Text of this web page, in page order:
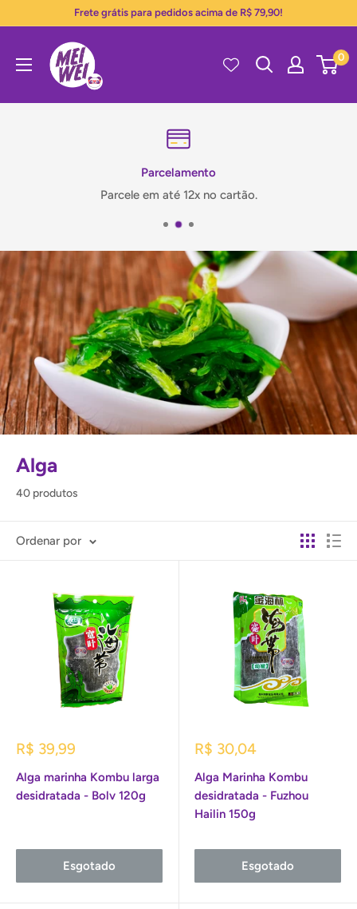
Frete grátis para pedidos acima de R$ 79,90!
Mei
Wei
0
Parcelamento
Parcele em até 12x no cartão.
Alga
40 produtos
Ordenar por
Preço
R$ 39,99
Alga marinha Kombu larga
desidratada - Bolv 120g
Esgotado
Preço
R$ 30,04
Alga Marinha Kombu
desidratada - Fuzhou
Hailin 150g
Esgotado